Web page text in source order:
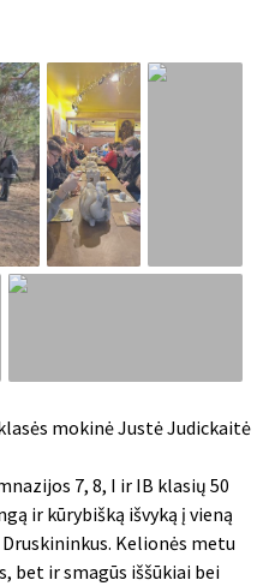
mokinė Justė Judickaitė
7, 8, I ir IB klasių 50
ir kūrybišką išvyką į vieną
Kelionės metu
bet ir smagūs iššūkiai bei